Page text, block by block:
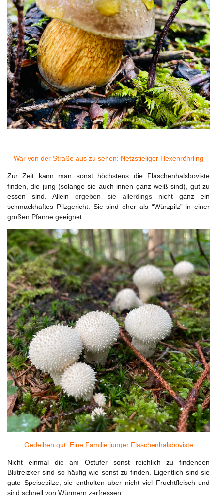
War von der Straße aus zu sehen: Netzstieliger Hexenröhrling
Zur Zeit kann man sonst höchstens die Flaschenhalsboviste
finden, die jung (solange sie auch innen ganz weiß sind), gut zu
essen sind. Alleinergeben sie allerdings nicht ganz ein
schmackhaftes Pilzgericht. Sie sind eher als “Würzpilz” in einer
großen Pfanne geeignet.
Gedeihen gut: Eine Familie junger Flaschenhalsboviste
Nicht einmal die am Ostufer sonst reichlich zu findenden
Blutreizker sind so häufig wie sonst zu finden. Eigentlich sind sie
gute Speisepilze, sie enthalten aber nicht viel Fruchtfleisch und
sind schnell von Würmern zerfressen.